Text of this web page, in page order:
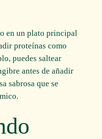
en un plato principal
proteínas como
puedes saltear
antes de añadir
sabrosa que se